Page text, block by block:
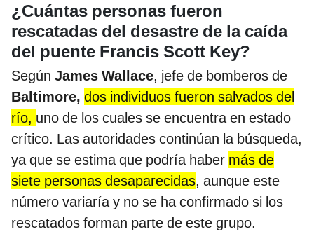
¿Cuántas personas fueron
rescatadas del desastre de la caída
del puente Francis Scott Key?
Según James Wallace, jefe de bomberos de
Baltimore, dos individuos fueron salvados del
río, uno de los cuales se encuentra en estado
crítico. Las autoridades continúan la búsqueda,
ya que se estima que podría haber más de
siete personas desaparecidas, aunque este
número variaría y no se ha confirmado si los
rescatados forman parte de este grupo.